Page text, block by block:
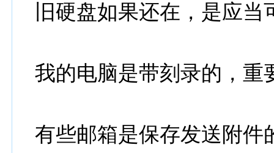
旧硬盘如果还在，是应
我的电脑是带刻录的，重
有些邮箱是保存发送附件